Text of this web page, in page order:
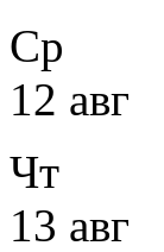
Ср
12 авг
Чт
13 авг